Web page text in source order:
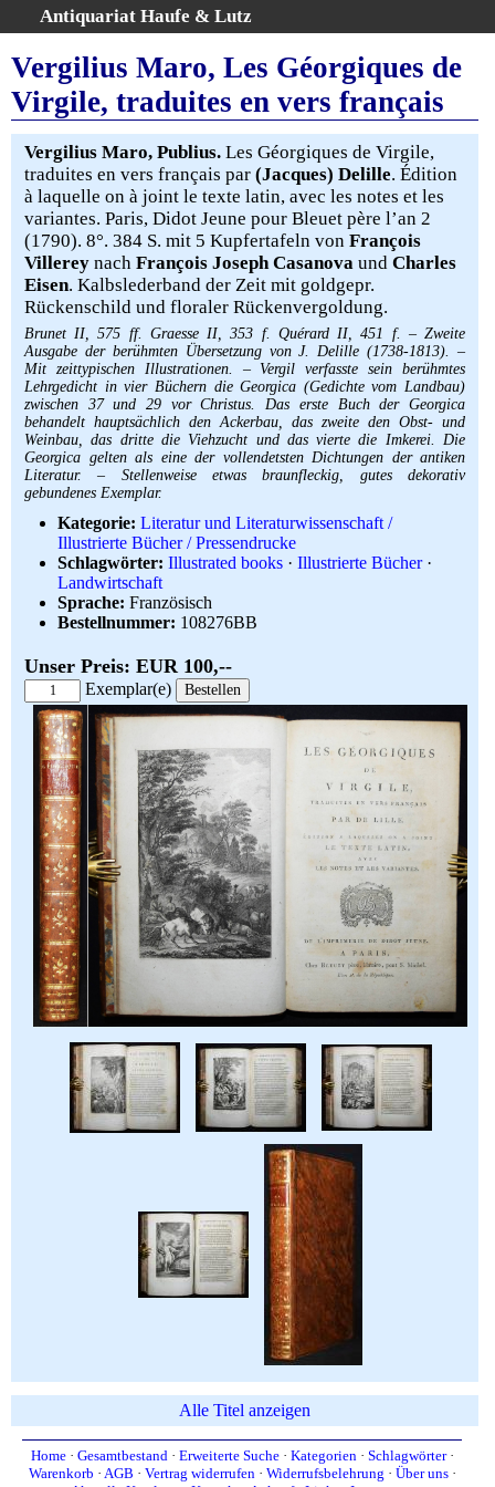
Antiquariat Haufe & Lutz
Home
Gesamtbestand
Erweiterte Suche
Kategorien
Schlagwörter
Warenkorb
AGB
Widerruf
Über uns
Aktuelle Kataloge
Kontakt
Ankauf
Links
Impressum
Vergilius Maro, Les Géorgiques de
Virgile, traduites en vers français
Vergilius Maro, Publius. Les Géorgiques de Virgile,
traduites en vers français par (Jacques) Delille. Édition
à laquelle on à joint le texte latin, avec les notes et les
variantes. Paris, Didot Jeune pour Bleuet père l’an 2
(1790). 8°. 384 S. mit 5 Kupfertafeln von François
Villerey nach François Joseph Casanova und Charles
Eisen. Kalbslederband der Zeit mit goldgepr.
Rückenschild und floraler Rückenvergoldung.
Brunet II, 575 ff. Graesse II, 353 f. Quérard II, 451 f. – Zweite
Ausgabe der berühmten Übersetzung von J. Delille (1738-1813). –
Mit zeittypischen Illustrationen. – Vergil verfasste sein berühmtes
Lehrgedicht in vier Büchern die Georgica (Gedichte vom Landbau)
zwischen 37 und 29 vor Christus. Das erste Buch der Georgica
behandelt hauptsächlich den Ackerbau, das zweite den Obst- und
Weinbau, das dritte die Viehzucht und das vierte die Imkerei. Die
Georgica gelten als eine der vollendetsten Dichtungen der antiken
Literatur. – Stellenweise etwas braunfleckig, gutes dekorativ
gebundenes Exemplar.
Kategorie: Literatur und Literaturwissenschaft /
Illustrierte Bücher / Pressendrucke
Schlagwörter: Illustrated books · Illustrierte Bücher·
Landwirtschaft
Sprache: Französisch
Bestellnummer: 108276BB
Unser Preis: EUR 100,--
Exemplar(e)
Alle Titel anzeigen
Home· Gesamtbestand· Erweiterte Suche· Kategorien· Schlagwörter·
Warenkorb · AGB · Vertrag widerrufen· Widerrufsbelehrung · Über uns·